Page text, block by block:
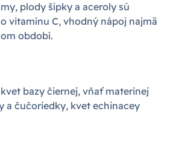
plody šípky a aceroly sú
vitamínu C, vhodný nápoj najmä
období.
bazy čiernej, vňať materinej
a čučoriedky, kvet echinacey